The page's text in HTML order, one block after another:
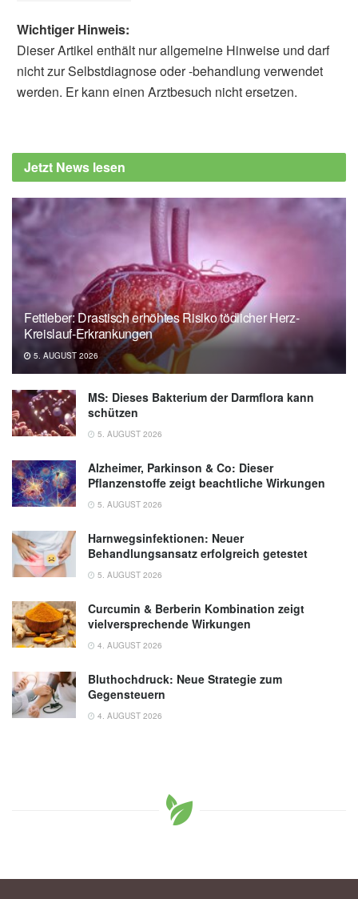
Anderson, PhD, Adrian Eng Zheng Kang,
BSc,Lin-Fa Wang, PhD, Pooja Rao, MBBS et
of Tears in Coronavirus Disease
2019(COVID-19) Patients, in Ophthalmology
(Veröffentlicht 21.03.2020),
Wichtiger Hinweis:
Dieser Artikel enthält nur allgemeine Hinweise und darf
nicht zur Selbstdiagnose oder -behandlung verwendet
werden. Er kann einen Arztbesuch nicht ersetzen.
Jetzt News lesen
Fettleber: Drastisch erhöhtes Risiko tödlicher Herz-
Kreislauf-Erkrankungen
5. AUGUST 2026
MS: Dieses Bakterium der Darmflora kann
schützen
5. AUGUST 2026
Alzheimer, Parkinson & Co: Dieser
Pflanzenstoffe zeigt beachtliche Wirkungen
5. AUGUST 2026
Harnwegsinfektionen: Neuer
Behandlungsansatz erfolgreich getestet
5. AUGUST 2026
Curcumin & Berberin Kombination zeigt
vielversprechende Wirkungen
4. AUGUST 2026
Bluthochdruck: Neue Strategie zum
Gegensteuern
4. AUGUST 2026